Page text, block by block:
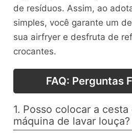
de resíduos. Assim, ao
simples, você garante um
sua airfryer e desfruta de
crocantes.
FAQ: Perguntas
1. Posso colocar a
máquina de lavar louça?